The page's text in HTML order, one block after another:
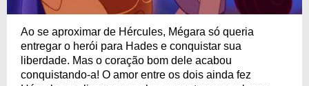
Ao se aproximar de Hércules, Mégara só queria
entregar o herói para Hades e conquistar sua
liberdade. Mas o coração bom dele acabou
conquistando-a! O amor entre os dois ainda fez